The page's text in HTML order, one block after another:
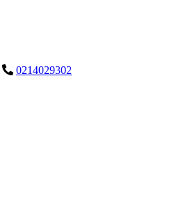
0214029302